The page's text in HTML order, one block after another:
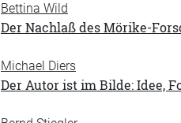
Bettina Wild
Der Nachlaß des Mörike-
Michael Diers
Der Autor ist im Bilde: Idee,